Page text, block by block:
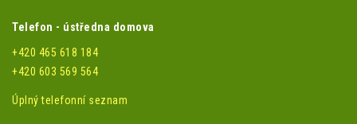
Telefon - ústředna domova
+420 465 618 184
+420 603 569 564
Úplný telefonní seznam